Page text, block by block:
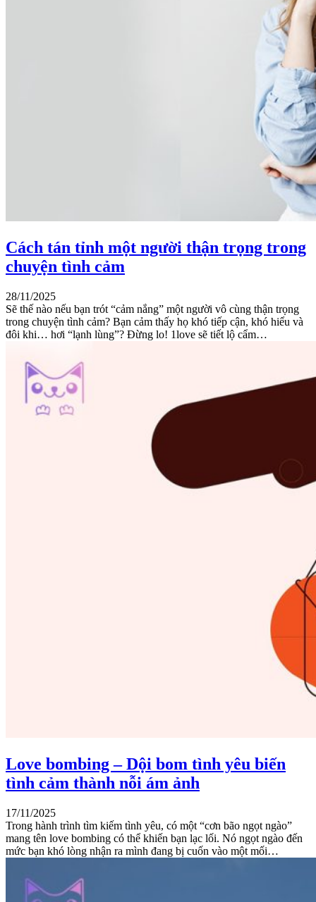
Cách tán tỉnh một người thận trọng trong
chuyện tình cảm
28/11/2025
Sẽ thế nào nếu bạn trót “cảm nắng” một người vô cùng thận trọng
trong chuyện tình cảm? Bạn cảm thấy họ khó tiếp cận, khó hiểu và
đôi khi… hơi “lạnh lùng”? Đừng lo! 1love sẽ tiết lộ cẩm…
Love bombing – Dội bom tình yêu biến
tình cảm thành nỗi ám ảnh
17/11/2025
Trong hành trình tìm kiếm tình yêu, có một “cơn bão ngọt ngào”
mang tên love bombing có thể khiến bạn lạc lối. Nó ngọt ngào đến
mức bạn khó lòng nhận ra mình đang bị cuốn vào một mối…